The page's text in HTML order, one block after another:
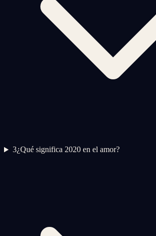
3¿Qué significa 2020 en el amor?